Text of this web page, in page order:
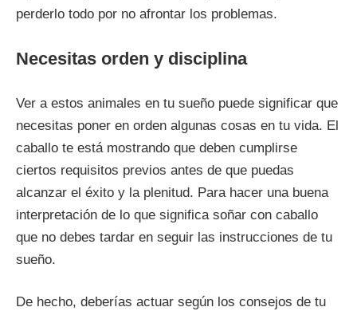
perderlo todo por no afrontar los problemas.
Necesitas orden y disciplina
Ver a estos animales en tu sueño puede significar que
necesitas poner en orden algunas cosas en tu vida. El
caballo te está mostrando que deben cumplirse
ciertos requisitos previos antes de que puedas
alcanzar el éxito y la plenitud. Para hacer una buena
interpretación de lo que significa soñar con caballo
que no debes tardar en seguir las instrucciones de tu
sueño.
De hecho, deberías actuar según los consejos de tu